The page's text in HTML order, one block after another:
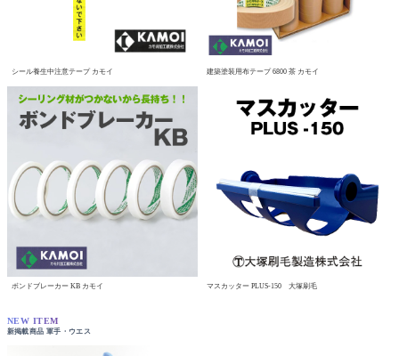
シール養生中注意テープ カモイ 建築塗装用布テープ 6800 茶 カモイ
ボンドブレーカー KB カモイ マスカッター PLUS-150 大塚刷毛
NEW ITEM
新掲載商品 軍手・ウエス